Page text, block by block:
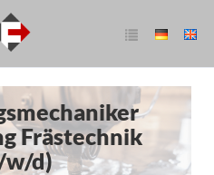
Frästechnik
d)